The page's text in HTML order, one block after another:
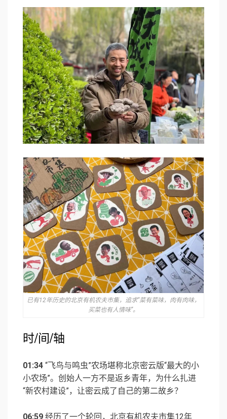
已有12年历史的北京有机农夫市集，追求“菜有菜味，肉有肉味，
买菜也有人情味”。
时/间/轴
01:34 “飞鸟与鸣虫”农场堪称北京密云版“最大的小
小农场”。创始人一方不是返乡青年，为什么扎进
“新农村建设”，让密云成了自己的第二故乡？
06:59 经历了一个轮回，北京有机农夫市集12年